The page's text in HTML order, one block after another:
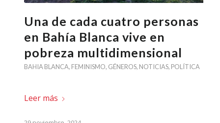
Una de cada cuatro personas
en Bahía Blanca vive en
pobreza multidimensional
BAHIA BLANCA, FEMINISMO, GÉNEROS, NOTICIAS, POLÍTICA
Leer más